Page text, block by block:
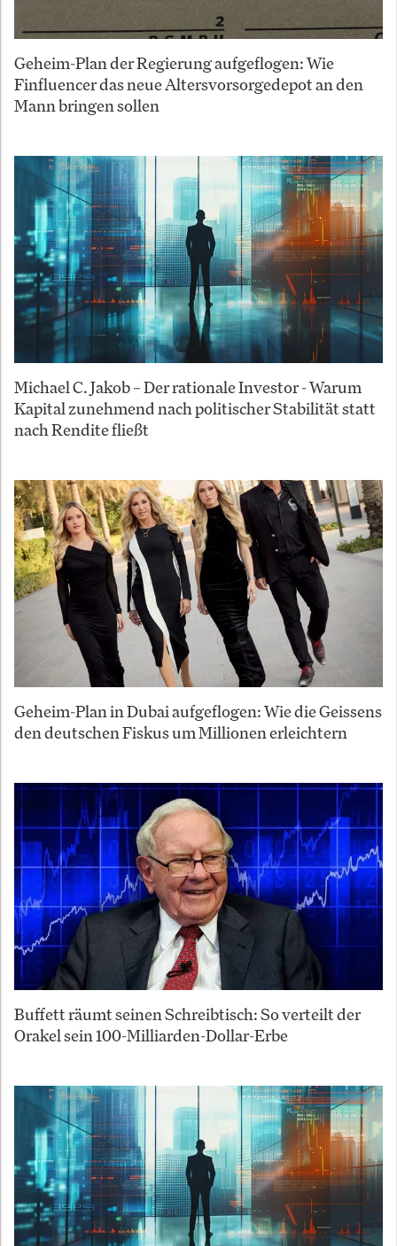
Geheim-Plan der Regierung aufgeflogen: Wie
Finfluencer das neue Altersvorsorgedepot an den
Mann bringen sollen
Michael C. Jakob – Der rationale Investor - Warum
Kapital zunehmend nach politischer Stabilität statt
nach Rendite fließt
Geheim-Plan in Dubai aufgeflogen: Wie die Geissens
den deutschen Fiskus um Millionen erleichtern
Buffett räumt seinen Schreibtisch: So verteilt der
Orakel sein 100-Milliarden-Dollar-Erbe